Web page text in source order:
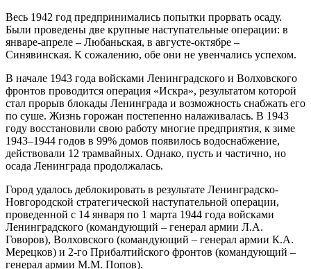
Весь 1942 год предпринимались попытки прорвать осаду.
Были проведены две крупные наступательные операции: в
январе-апреле – Любаньская, в августе-октябре –
Синявинская. К сожалению, обе они не увенчались успехом.
В начале 1943 года войсками Ленинградского и Волховского
фронтов проводится операция «Искра», результатом которой
стал прорыв блокады Ленинграда и возможность снабжать его
по суше. Жизнь горожан постепенно налаживалась. В 1943
году восстановили свою работу многие предприятия, к зиме
1943–1944 годов в 99% домов появилось водоснабжение,
действовали 12 трамвайных. Однако, пусть и частично, но
осада Ленинграда продолжалась.
Город удалось деблокировать в результате Ленинградско-
Новгородской стратегической наступательной операции,
проведенной с 14 января по 1 марта 1944 года войсками
Ленинградского (командующий – генерал армии Л.А.
Говоров), Волховского (командующий – генерал армии К.А.
Мерецков) и 2-го Прибалтийского фронтов (командующий –
генерал армии М.М. Попов).